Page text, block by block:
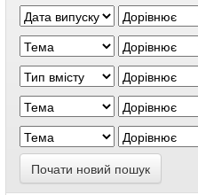
Почати новий пошук